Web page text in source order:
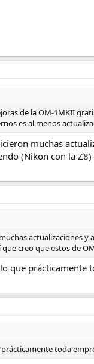
de la OM-1MKII
es al menos
muchas
(Nikon con la
actualizaciones
creo que estos de
que
toda